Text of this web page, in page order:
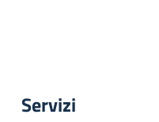
Servizi